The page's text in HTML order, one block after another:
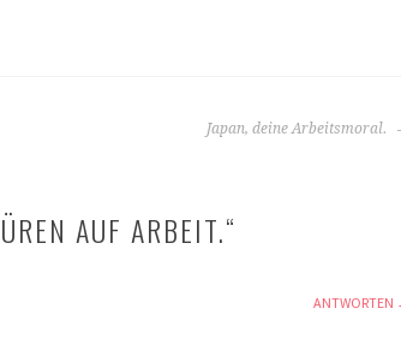
Japan, deine Arbeitsmoral.
AUF ARBEIT.“
ANTWORTEN